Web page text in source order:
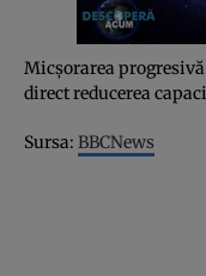
Micşorarea
direct reducerea
Sursa: BBCNews